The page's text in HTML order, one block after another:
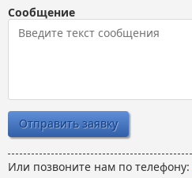
Сообщение
Или позвоните нам по телефону: